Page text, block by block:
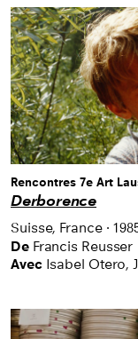
Rencontres 7e Art
Derborence
Suisse, France·
De Francis Reusser
Avec Isabel Otero,